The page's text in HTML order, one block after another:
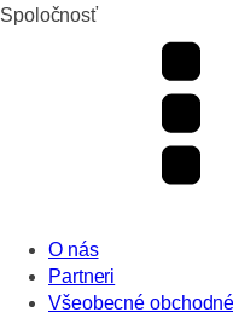
Spoločnosť
O nás
Partneri
Všeobecné